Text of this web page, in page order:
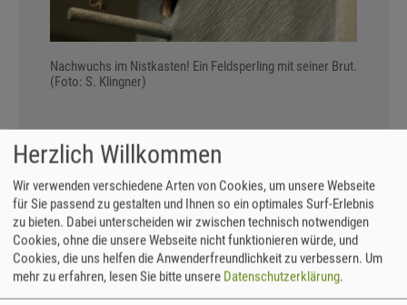
Nachwuchs im Nistkasten! Ein Feldsperling mit seiner Brut.
(Foto: S. Klingner)
HOLZWERKSTATT FÜR
VOGELSCHUTZ AM 4.2.
FürJunge Naturwächterund alle
Interessierten ab 10 Jahren
Baut in der Naturschutzstations-Außenstelle
Umweltzentrum Freital mit Ohrenschützern,
Herzlich Willkommen
Wir verwenden verschiedene Arten von Cookies, um unsere Webseite
für Sie passend zu gestalten und Ihnen so ein optimales Surf-Erlebnis
zu bieten. Dabei unterscheiden wir zwischen technisch notwendigen
Cookies, ohne die unsere Webseite nicht funktionieren würde, und
Cookies, die uns helfen die Anwenderfreundlichkeit zu verbessern. Um
mehr zu erfahren, lesen Sie bitte unsere Datenschutzerklärung.